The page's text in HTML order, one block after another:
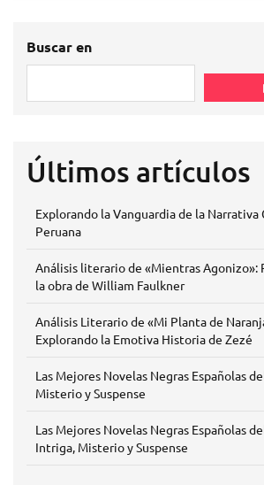
Buscar en
Últimos artículos
Explorando la Vanguardia de la
Peruana
Análisis literario de «Mientras Agonizo»:
la obra de William Faulkner
Análisis Literario de «Mi Planta de
Explorando la Emotiva Historia de Zezé
Las Mejores Novelas Negras Españolas
Misterio y Suspense
Las Mejores Novelas Negras Españolas
Intriga, Misterio y Suspense